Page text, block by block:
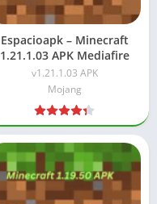
Espacioapk – Minecraft
1.21.1.03 APK Mediafire
v1.21.1.03 APK
Mojang